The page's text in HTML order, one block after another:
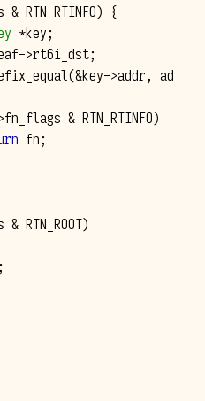
& RTN_RTINFO) {
*key;
->rt6i_dst;
(&key->addr, ad
fn_flags & RTN_RTINFO)
fn;
& RTN_ROOT)